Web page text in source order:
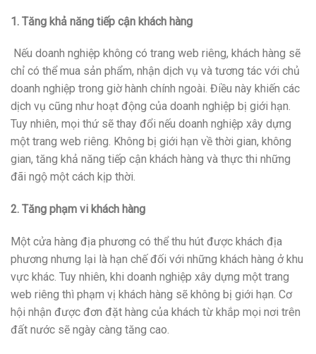
1. Tăng khả năng tiếp cận khách hàng
Nếu doanh nghiệp không có trang web riêng, khách hàng sẽ
chỉ có thể mua sản phẩm, nhận dịch vụ và tương tác với chủ
doanh nghiệp trong giờ hành chính ngoài. Điều này khiến các
dịch vụ cũng như hoạt động của doanh nghiệp bị giới hạn.
Tuy nhiên, mọi thứ sẽ thay đổi nếu doanh nghiệp xây dựng
một trang web riêng. Không bị giới hạn về thời gian, không
gian, tăng khả năng tiếp cận khách hàng và thực thi những
đãi ngộ một cách kịp thời.
2. Tăng phạm vi khách hàng
Một cửa hàng địa phương có thể thu hút được khách địa
phương nhưng lại là hạn chế đối với những khách hàng ở khu
vực khác. Tuy nhiên, khi doanh nghiệp xây dựng một trang
web riêng thì phạm vị khách hàng sẽ không bị giới hạn. Cơ
hội nhận được đơn đặt hàng của khách từ khắp mọi nơi trên
đất nước sẽ ngày càng tăng cao.